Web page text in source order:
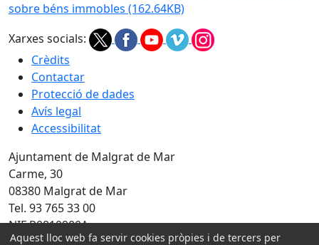
sobre béns immobles (162.64KB)
Xarxes socials:
Crèdits
Contactar
Protecció de dades
Avís legal
Accessibilitat
Ajuntament de Malgrat de Mar
Carme, 30
08380 Malgrat de Mar
Tel. 93 765 33 00
NIF P0810900A
Aquest lloc web fa servir cookies pròpies i de tercers per